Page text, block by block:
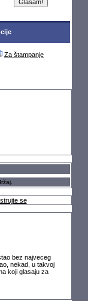
Za štampanje
se
bez najveceg
nekad, u takvoj
koji glasaju za